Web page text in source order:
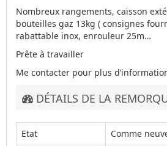
Nombreux rangements, caisson
bouteilles gaz 13kg ( consignes
rabattable inox, enrouleur 25m…
Prête à travailler
Me contacter pour plus
DÉTAILS DE LA
Etat Comme